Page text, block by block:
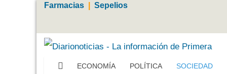
Farmacias Sepelios
ECONOMÍA POLÍTICA SOCIEDAD